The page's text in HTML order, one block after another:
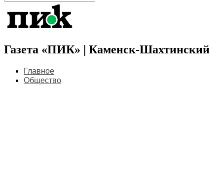
Газета «ПИК» | Каменск-Шахтинский
Главное
Общество